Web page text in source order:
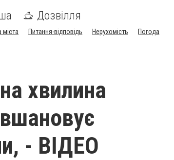
Дозвілля
міста Питання-відповідь Нерухомість Погода
хвилина
- ВІДЕО